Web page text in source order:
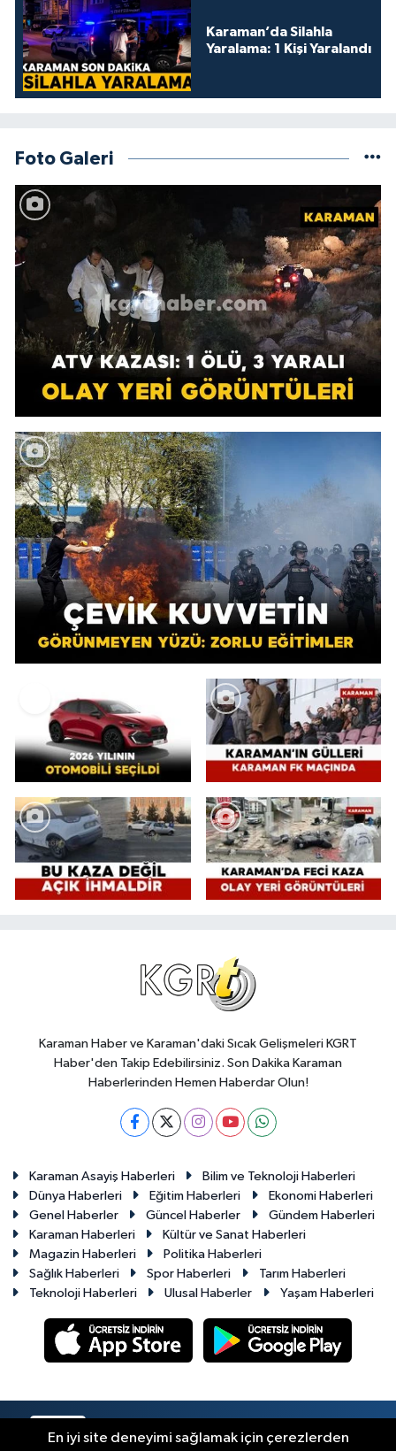
Karaman’da Silahla
Yaralama: 1 Kişi Yaralandı
Foto Galeri
Karaman Haber ve Karaman'daki Sıcak Gelişmeleri KGRT
Haber'den Takip Edebilirsiniz. Son Dakika Karaman
Haberlerinden Hemen Haberdar Olun!
Karaman Asayiş Haberleri
Bilim ve Teknoloji Haberleri
Dünya Haberleri
Eğitim Haberleri
Ekonomi Haberleri
Genel Haberler
Güncel Haberler
Gündem Haberleri
Karaman Haberleri
Kültür ve Sanat Haberleri
Magazin Haberleri
Politika Haberleri
Sağlık Haberleri
Spor Haberleri
Tarım Haberleri
Teknoloji Haberleri
Ulusal Haberler Yaşam Haberleri
En iyi site deneyimi sağlamak için çerezlerden